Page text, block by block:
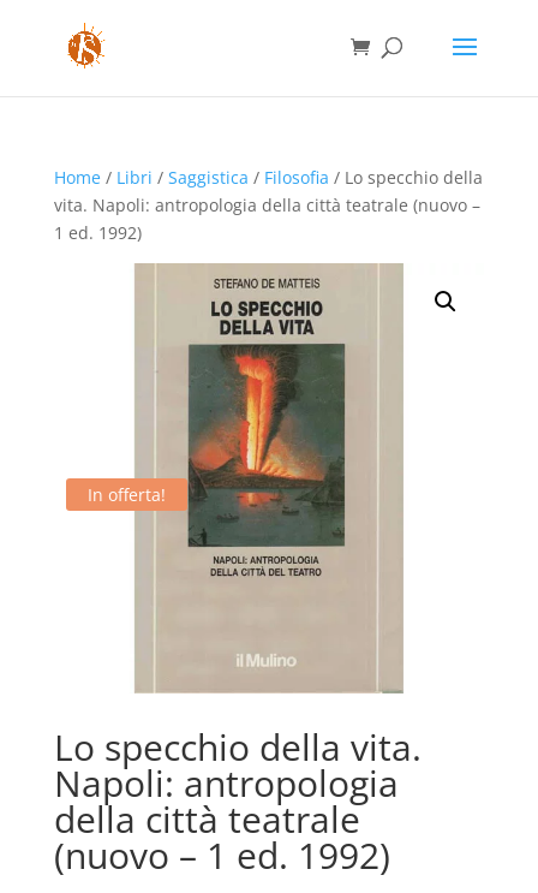
Home/ Libri / Saggistica / Filosofia / Lo specchio della
vita. Napoli: antropologia della città teatrale (nuovo –
1 ed. 1992)
In offerta!
Lo specchio della vita.
Napoli: antropologia
della città teatrale
(nuovo – 1 ed. 1992)